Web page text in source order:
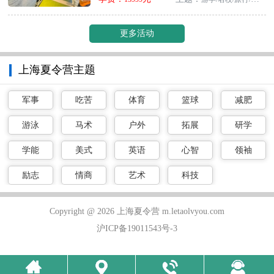
更多活动
上海夏令营主题
军事 吃苦 体育 篮球 减肥
游泳 马术 户外 拓展 研学
学能 美式 英语 心智 领袖
励志 情商 艺术 科技
Copyright @ 2026 上海夏令营 m.letaolvyou.com
沪ICP备19011543号-3